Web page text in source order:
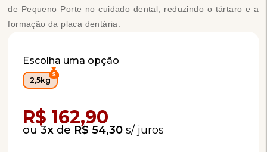
de Pequeno Porte no cuidado dental, reduzindo o tártaro e a
formação da placa dentária.
Escolha uma opção
2,5kg
R$ 162,90
3x de R$ 54,30